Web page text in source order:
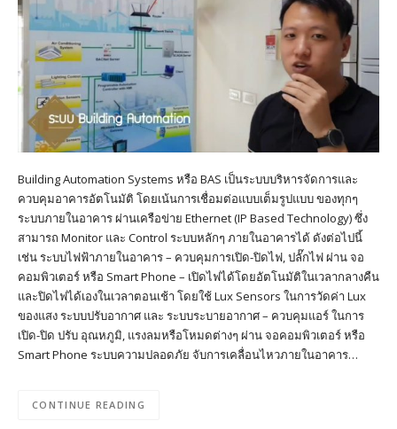
Building Automation Systems หรือ BAS เป็นระบบบริหารจัดการและ
ควบคุมอาคารอัตโนมัติ โดยเน้นการเชื่อมต่อแบบเต็มรูปแบบ ของทุกๆ
ระบบภายในอาคาร ผ่านเครือข่าย Ethernet (IP Based Technology) ซึ่ง
สามารถ Monitor และ Control ระบบหลักๆ ภายในอาคารได้ ดังต่อไปนี้
เช่น ระบบไฟฟ้าภายในอาคาร – ควบคุมการเปิด-ปิดไฟ, ปลั๊กไฟ ผ่าน จอ
คอมพิวเตอร์ หรือ Smart Phone – เปิดไฟได้โดยอัตโนมัติในเวลากลางคืน
และปิดไฟได้เองในเวลาตอนเช้า โดยใช้ Lux Sensors ในการวัดค่า Lux
ของแสง ระบบปรับอากาศ และ ระบบระบายอากาศ – ควบคุมแอร์ ในการ
เปิด-ปิด ปรับ อุณหภูมิ, แรงลมหรือโหมดต่างๆ ผ่าน จอคอมพิวเตอร์ หรือ
Smart Phone ระบบความปลอดภัย จับการเคลื่อนไหวภายในอาคาร…
CONTINUE READING